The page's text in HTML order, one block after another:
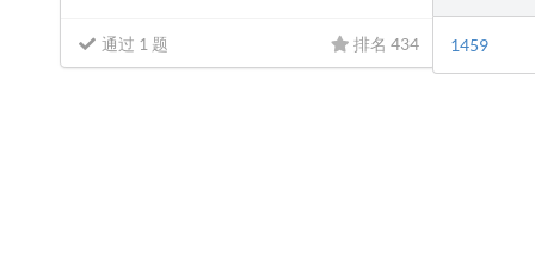
通过 1 题 排名 434 1459